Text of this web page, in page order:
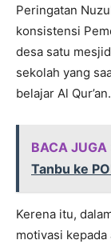
Peringatan
konsistensi
desa satu
sekolah yang
belajar Al Qur’an.
BACA JUGA
Tanbu ke
Kerena itu,
motivasi kepada